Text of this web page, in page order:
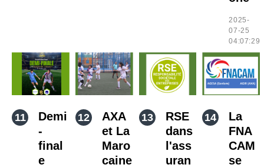
2025-
07-25
04:07:29
Demi
-
final
e
AXA
et La
Maro
caine
RSE
dans
l'ass
uran
La
FNA
CAM
se